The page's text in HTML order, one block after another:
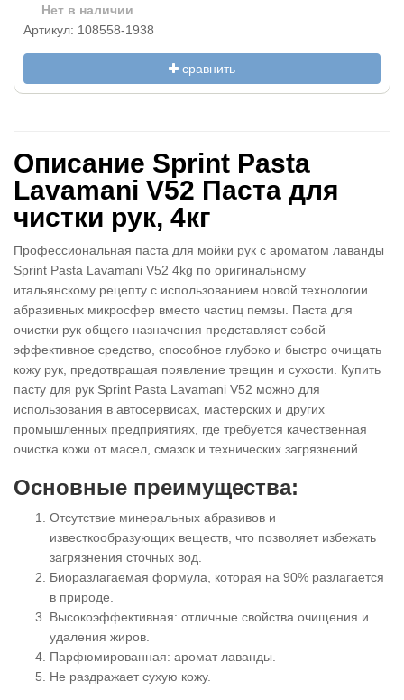
Нет в наличии
Артикул: 108558-1938
сравнить
Описание Sprint Pasta
Lavamani V52 Паста для
чистки рук, 4кг
Профессиональная паста для мойки рук с ароматом лаванды
Sprint Pasta Lavamani V52 4kg по оригинальному
итальянскому рецепту с использованием новой технологии
абразивных микросфер вместо частиц пемзы. Паста для
очистки рук общего назначения представляет собой
эффективное средство, способное глубоко и быстро очищать
кожу рук, предотвращая появление трещин и сухости. Купить
пасту для рук Sprint Pasta Lavamani V52 можно для
использования в автосервисах, мастерских и других
промышленных предприятиях, где требуется качественная
очистка кожи от масел, смазок и технических загрязнений.
Основные преимущества:
Отсутствие минеральных абразивов и
известкообразующих веществ, что позволяет избежать
загрязнения сточных вод.
Биоразлагаемая формула, которая на 90% разлагается
в природе.
Высокоэффективная: отличные свойства очищения и
удаления жиров.
Парфюмированная: аромат лаванды.
Не раздражает сухую кожу.